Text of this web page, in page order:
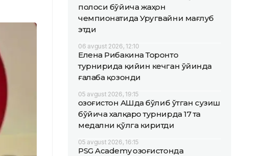
полоси бўйича жаҳон
чемпионатида Уругвайни мағлуб
этди
06 avgust 2026, 12:10
Елена Рибакина Торонто
турнирида қийин кечган ўйинда
ғалаба қозонди
05 avgust 2026, 19:15
Қозоғистон АҚШда бўлиб ўтган сузиш
бўйича халқаро турнирда 17 та
медални қўлга киритди
05 avgust 2026, 16:15
PSG Academy Қозоғистонда